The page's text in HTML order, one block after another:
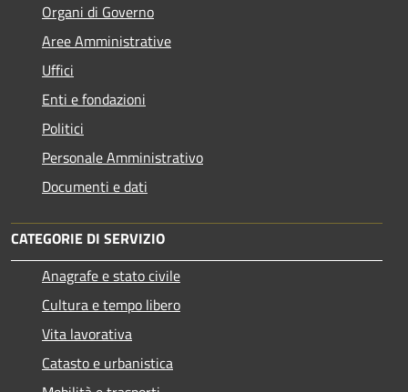
Organi di Governo
Aree Amministrative
Uffici
Enti e fondazioni
Politici
Personale Amministrativo
Documenti e dati
CATEGORIE DI SERVIZIO
Anagrafe e stato civile
Cultura e tempo libero
Vita lavorativa
Catasto e urbanistica